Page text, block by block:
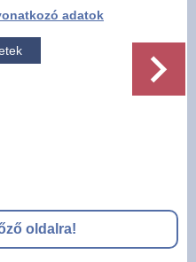
adatok
oldalra!